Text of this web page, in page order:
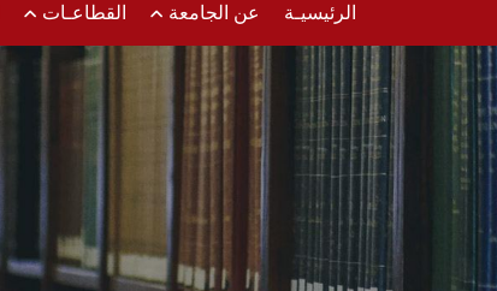
الرئيسيـة عن الجامعة القطاعـات